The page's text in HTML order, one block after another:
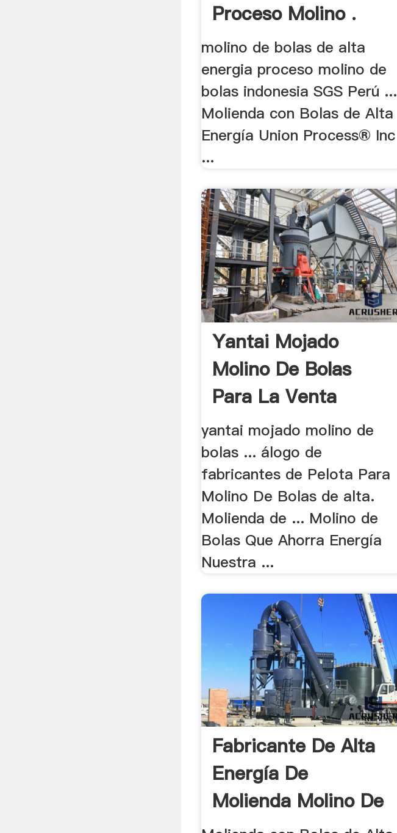
Proceso Molino .
molino de bolas de alta
energia proceso molino de
bolas indonesia SGS Perú ...
Molienda con Bolas de Alta
Energía Union Process® Inc
...
Yantai Mojado
Molino De Bolas
Para La Venta
yantai mojado molino de
bolas ... álogo de
fabricantes de Pelota Para
Molino De Bolas de alta.
Molienda de ... Molino de
Bolas Que Ahorra Energía
Nuestra ...
Fabricante De Alta
Energía De
Molienda Molino De